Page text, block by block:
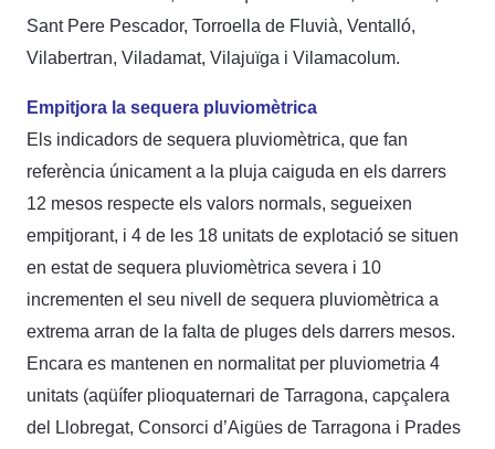
Sant Pere Pescador, Torroella de Fluvià, Ventalló,
Vilabertran, Viladamat, Vilajuïga i Vilamacolum.
Empitjora la sequera pluviomètrica
Els indicadors de sequera pluviomètrica, que fan
referència únicament a la pluja caiguda en els darrers
12 mesos respecte els valors normals, segueixen
empitjorant, i 4 de les 18 unitats de explotació se situen
en estat de sequera pluviomètrica severa i 10
incrementen el seu nivell de sequera pluviomètrica a
extrema arran de la falta de pluges dels darrers mesos.
Encara es mantenen en normalitat per pluviometria 4
unitats (aqüífer plioquaternari de Tarragona, capçalera
del Llobregat, Consorci d’Aigües de Tarragona i Prades